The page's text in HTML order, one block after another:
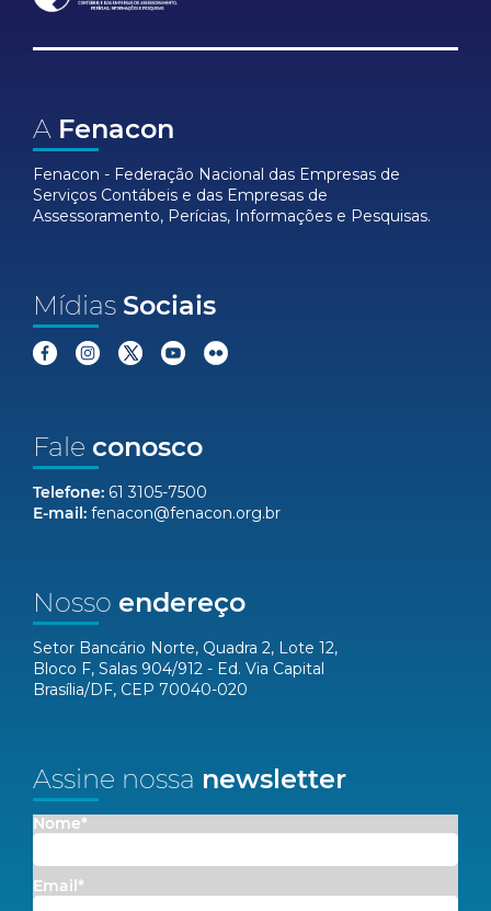
A Fenacon
Fenacon - Federação Nacional das Empresas de
Serviços Contábeis e das Empresas de
Assessoramento, Perícias, Informações e Pesquisas.
Mídias Sociais
Fale conosco
Telefone: 61 3105-7500
E-mail: fenacon@fenacon.org.br
Nosso endereço
Setor Bancário Norte, Quadra 2, Lote 12,
Bloco F, Salas 904/912 - Ed. Via Capital
Brasília/DF, CEP 70040-020
Assine nossa newsletter
Nome*
Email*